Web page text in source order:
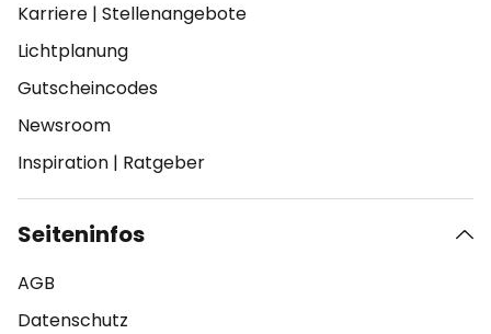
Karriere | Stellenangebote
Lichtplanung
Gutscheincodes
Newsroom
Inspiration | Ratgeber
Seiteninfos
AGB
Datenschutz